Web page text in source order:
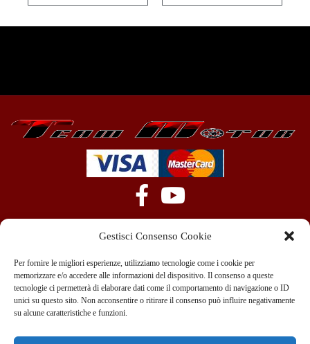
Gestisci Consenso Cookie
Per fornire le migliori esperienze, utilizziamo tecnologie come i cookie per
memorizzare e/o accedere alle informazioni del dispositivo. Il consenso a queste
tecnologie ci permetterà di elaborare dati come il comportamento di navigazione o ID
unici su questo sito. Non acconsentire o ritirare il consenso può influire negativamente
su alcune caratteristiche e funzioni.
+39 351 970 89 33
info@teammotor.it